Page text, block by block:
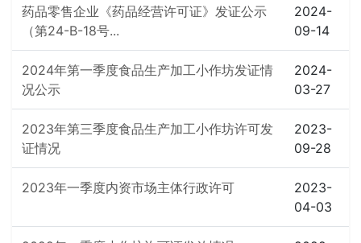
药品零售企业《药品经营许可证》发证公示
（第24-B-18号...
2024-
09-14
2024年第一季度食品生产加工小作坊发证情
况公示
2024-
03-27
2023年第三季度食品生产加工小作坊许可发
证情况
2023-
09-28
2023年一季度内资市场主体行政许可
2023-
04-03